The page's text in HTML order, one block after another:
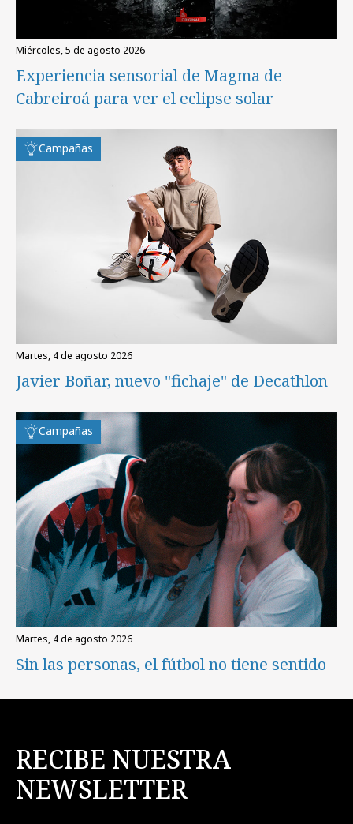
miércoles, 5 de agosto 2026
Experiencia sensorial de Magma de
Cabreiroá para ver el eclipse solar
Campañas
martes, 4 de agosto 2026
Javier Boñar, nuevo "fichaje" de Decathlon
Campañas
martes, 4 de agosto 2026
Sin las personas, el fútbol no tiene sentido
RECIBE NUESTRA
NEWSLETTER